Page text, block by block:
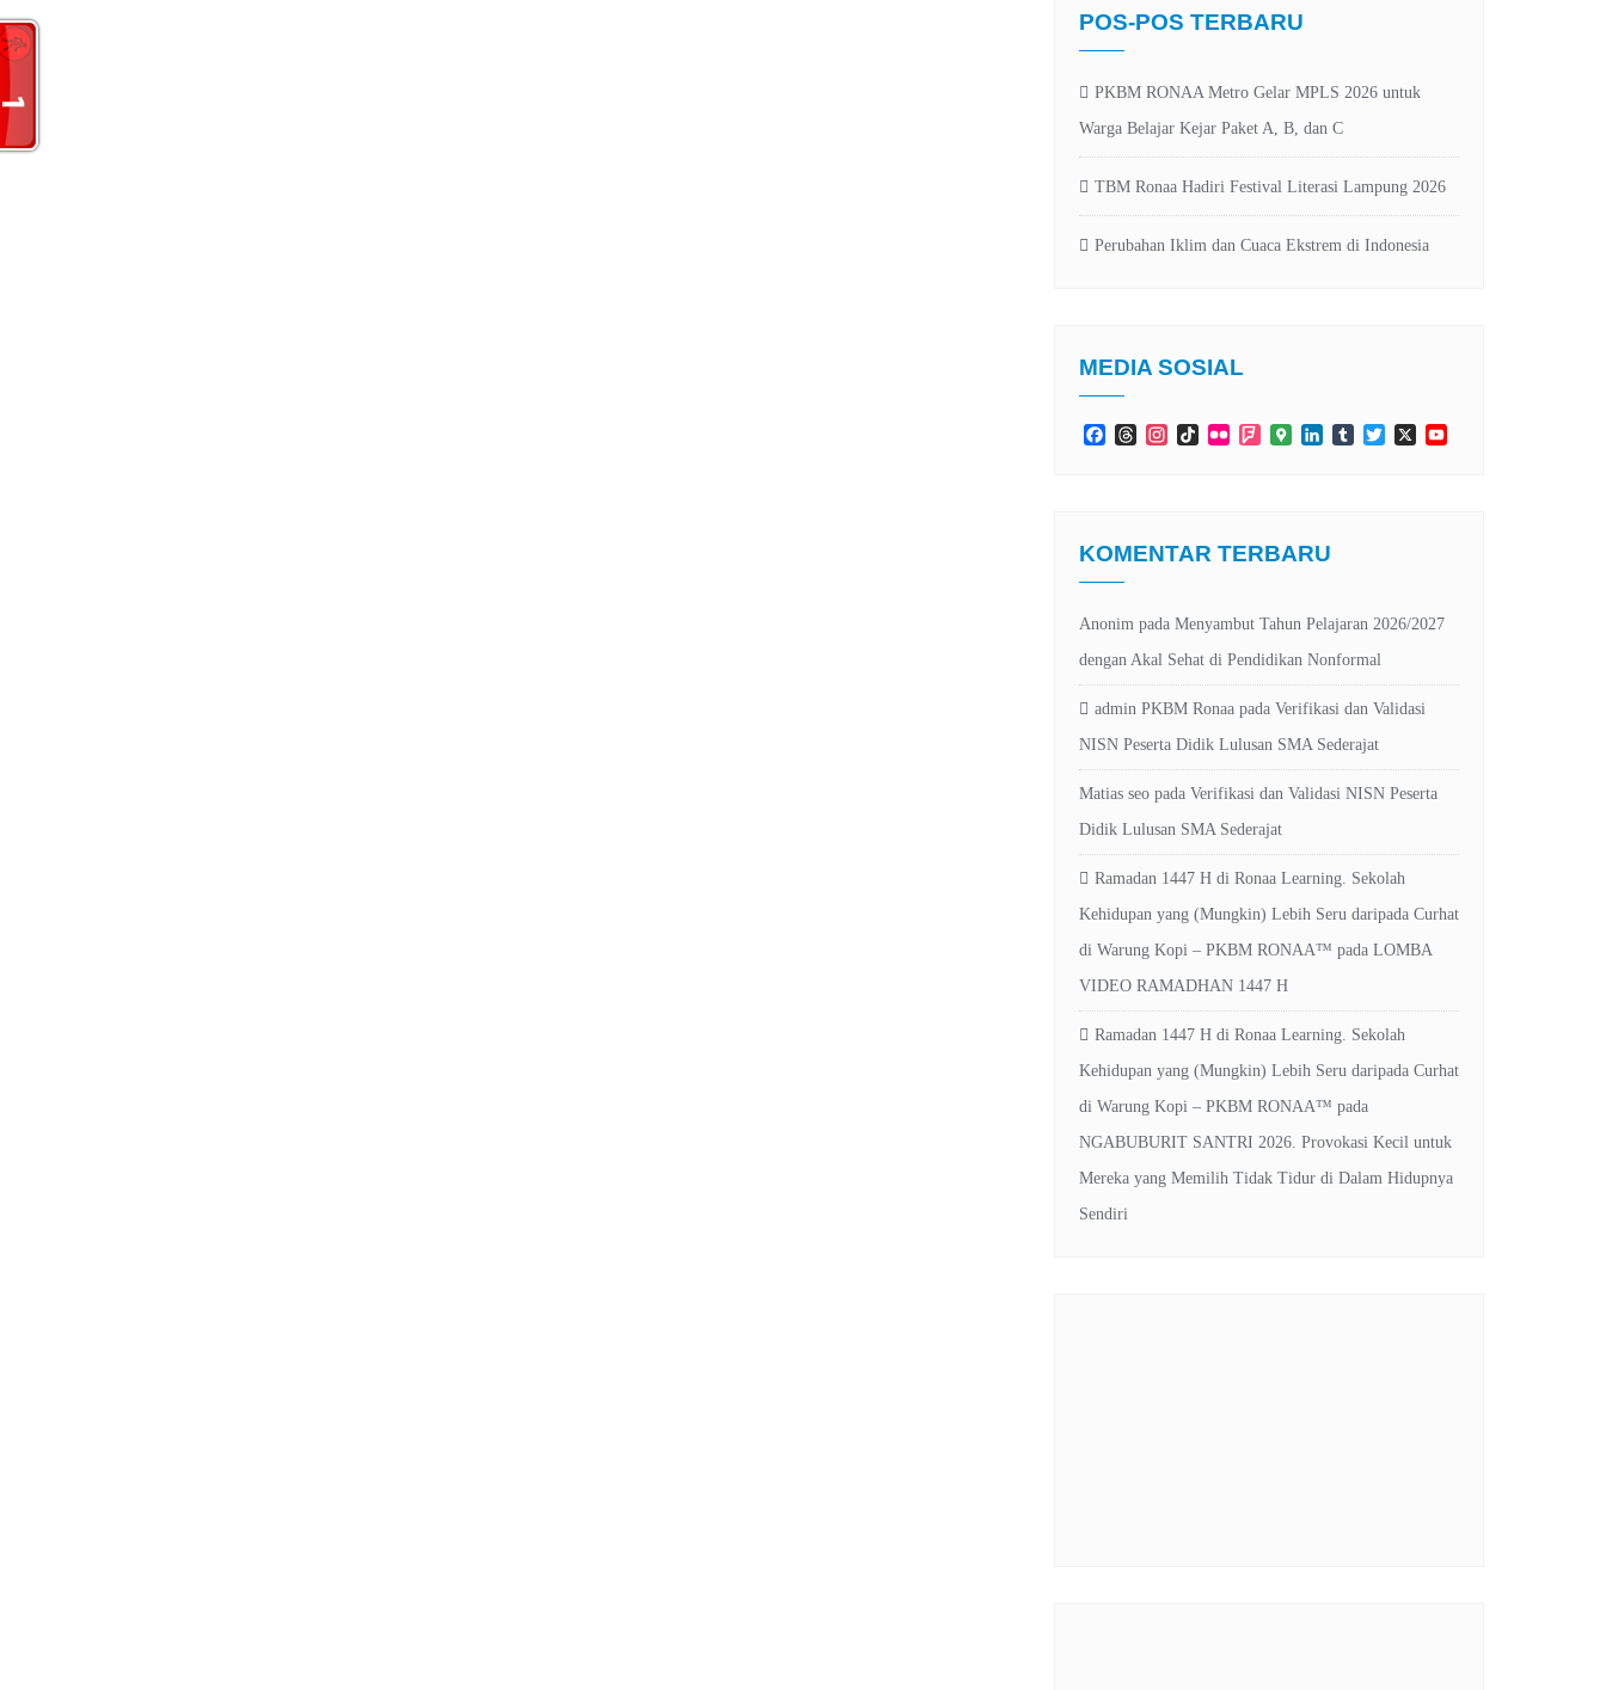
POS-POS TERBARU
PKBM RONAA Metro Gelar MPLS 2026 untuk
Warga Belajar Kejar Paket A, B, dan C
TBM Ronaa Hadiri Festival Literasi Lampung 2026
Perubahan Iklim dan Cuaca Ekstrem di Indonesia
MEDIA SOSIAL
FacebookThreadsInstagramTikTokFlickr Foursquare
GoogleLinkedInTumblrTwitter
X
KOMENTAR TERBARU
Anonim pada Menyambut Tahun Pelajaran 2026/2027
dengan Akal Sehat di Pendidikan Nonformal
admin PKBM Ronaa pada Verifikasi dan Validasi
NISN Peserta Didik Lulusan SMA Sederajat
Matias seo pada Verifikasi dan Validasi NISN Peserta
Didik Lulusan SMA Sederajat
Ramadan 1447 H di Ronaa Learning. Sekolah
Kehidupan yang (Mungkin) Lebih Seru daripada Curhat
di Warung Kopi – PKBM RONAA™ pada LOMBA
VIDEO RAMADHAN 1447 H
Ramadan 1447 H di Ronaa Learning. Sekolah
Kehidupan yang (Mungkin) Lebih Seru daripada Curhat
di Warung Kopi – PKBM RONAA™ pada
NGABUBURIT SANTRI 2026. Provokasi Kecil untuk
Mereka yang Memilih Tidak Tidur di Dalam Hidupnya
Sendiri